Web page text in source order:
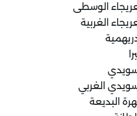
الوسطى
الغربية
الغربي
البديعة